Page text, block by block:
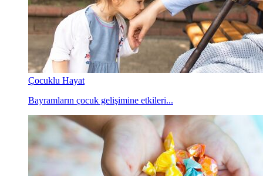
Çocuklu Hayat
Bayramların çocuk gelişimine etkileri...